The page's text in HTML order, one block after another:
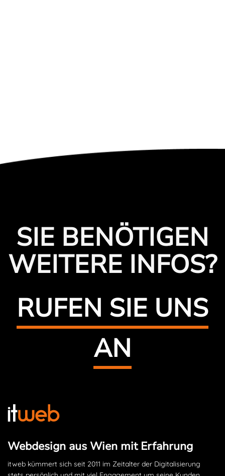
SIE BENÖTIGEN
WEITERE INFOS?
RUFEN SIE UNS
AN
Webdesign aus Wien mit Erfahrung
itweb kümmert sich seit 2011 im Zeitalter der Digitalisierung